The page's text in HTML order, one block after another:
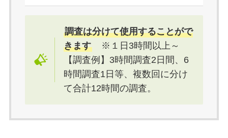
調査は分けて使用することがで
きます※１日3時間以上～
【調査例】3時間調査2日間、6
時間調査1日等、複数回に分け
て合計12時間の調査。